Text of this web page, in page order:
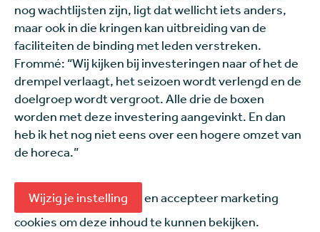
nog wachtlijsten zijn, ligt dat wellicht iets anders,
maar ook in die kringen kan uitbreiding van de
faciliteiten de binding met leden verstreken.
Frommé: “Wij kijken bij investeringen naar of het de
drempel verlaagt, het seizoen wordt verlengd en de
doelgroep wordt vergroot. Alle drie de boxen
worden met deze investering aangevinkt. En dan
heb ik het nog niet eens over een hogere omzet van
de horeca.”
Wijzig je instelling
en accepteer marketing
cookies om deze inhoud te kunnen bekijken.